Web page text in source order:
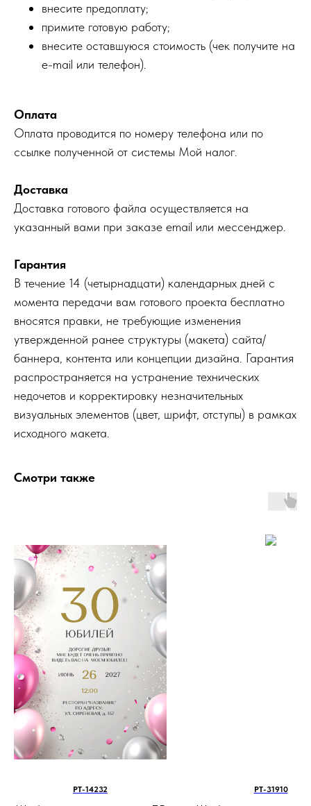
внесите предоплату;
примите готовую работу;
внесите оставшуюся стоимость (чек получите на
e-mail или телефон).
Оплата
Оплата проводится по номеру телефона или по
ссылке полученной от системы Мой налог.
Доставка
Доставка готового файла осуществляется на
указанный вами при заказе email или мессенджер.
Гарантия
В течение 14 (четырнадцати) календарных дней с
момента передачи вам готового проекта бесплатно
вносятся правки, не требующие изменения
утвержденной ранее структуры (макета) сайта/
баннера, контента или концепции дизайна. Гарантия
распространяется на устранение технических
недочетов и корректировку незначительных
визуальных элементов (цвет, шрифт, отступы) в рамках
исходного макета.
Смотри также
PT-14232 PT-31910